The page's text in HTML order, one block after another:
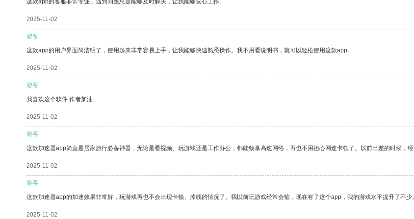
这款app的客服非常专业，遇到问题总是能够及时解决，让我能够安心工作。
2025-11-02
游客
这款app的用户界面简洁明了，使用起来非常容易上手，让我能够快速熟悉操作。我不用看说明书，就可以轻松使用这款app。
2025-11-02
游客
我喜欢这个软件 作者加油
2025-11-02
游客
这款加速器app简直是居家旅行必备神器，无论是看视频、玩游戏还是工作办公，都能畅享高速网络，再也不用担心网速卡顿了。以前出差的时候，
2025-11-02
游客
这款加速器app的加速效果非常好，玩游戏再也不会出现卡顿、掉线的情况了。我以前玩游戏经常会输，现在有了这个app，我的游戏水平提升了不少。
2025-11-02